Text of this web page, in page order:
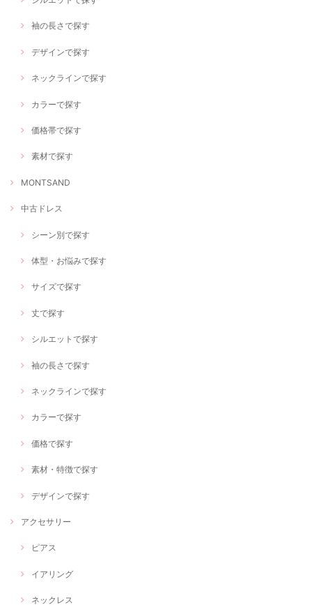
袖の長さで探す
デザインで探す
ネックラインで探す
カラーで探す
価格帯で探す
素材で探す
MONTSAND
中古ドレス
シーン別で探す
体型・お悩みで探す
サイズで探す
丈で探す
シルエットで探す
袖の長さで探す
ネックラインで探す
カラーで探す
価格で探す
素材・特徴で探す
デザインで探す
アクセサリー
ピアス
イアリング
ネックレス